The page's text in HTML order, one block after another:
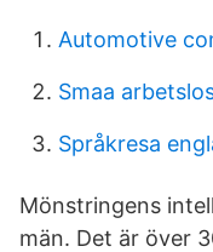
Automotive
Smaa
Språkresa
Mönstringens
män. Det är över